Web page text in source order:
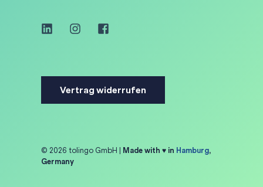
Vertrag widerrufen
© 2026 tolingo GmbH | Made with ♥ in Hamburg,
Germany